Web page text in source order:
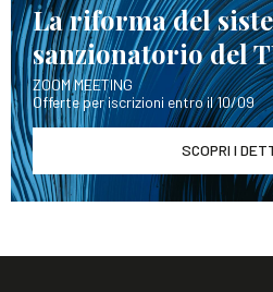
La riforma del
sanzionatorio del
ZOOM MEETING
Offerte per iscrizioni entro il 10/09
SCOPRI I